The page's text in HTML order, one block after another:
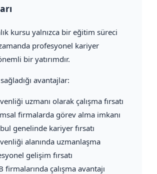
kursu yalnızca bir eğitim süreci
profesyonel kariyer
bir yatırımdır.
avantajlar:
uzmanı olarak çalışma fırsatı
firmalarda görev alma imkanı
genelinde kariyer fırsatı
alanında uzmanlaşma
gelişim fırsatı
firmalarında çalışma avantajı